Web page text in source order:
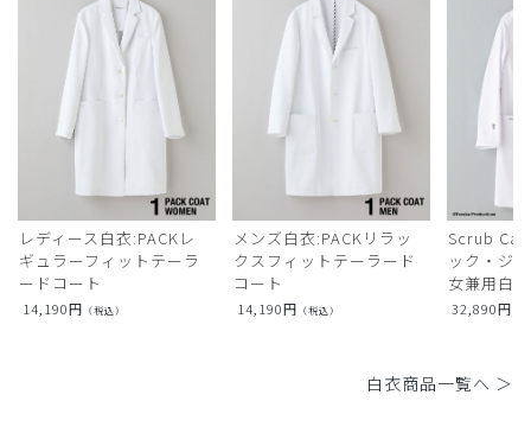
レディース白衣:PACKレ
ギュラーフィットテーラ
ードコート
14,190円 （税込）
メンズ白衣:PACKリラッ
クスフィットテーラード
コート
14,190円 （税込）
Scrub
ック・ジ
女兼用白
32,890円
白衣商品一覧へ ＞